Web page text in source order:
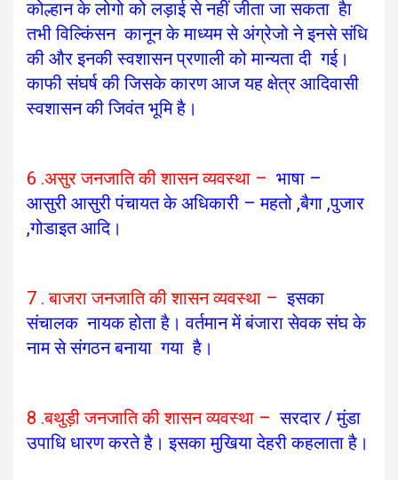
कोल्हान के लोगो को लड़ाई से नहीं जीता जा सकता हैा
तभी विल्किंसन कानून के माध्यम से अंग्रेजो ने इनसे संधि
की और इनकी स्वशासन प्रणाली को मान्यता दी गई।
काफी संघर्ष की जिसके कारण आज यह क्षेत्र आदिवासी
स्वशासन की जिवंत भूमि है।
6 .असुर जनजाति की शासन व्यवस्था – भाषा –
आसुरी आसुरी पंचायत के अधिकारी – महतो ,बैगा ,पुजार
,गोडाइत आदि।
7 . बाजरा जनजाति की शासन व्यवस्था –इसका
संचालक नायक होता है।वर्तमान में बंजारा सेवक संघ के
नाम से संगठन बनाया गया है।
8 .बथुड़ी जनजाति की शासन व्यवस्था – सरदार / मुंडा
उपाधि धारण करते है।इसका मुखिया देहरी कहलाता है।